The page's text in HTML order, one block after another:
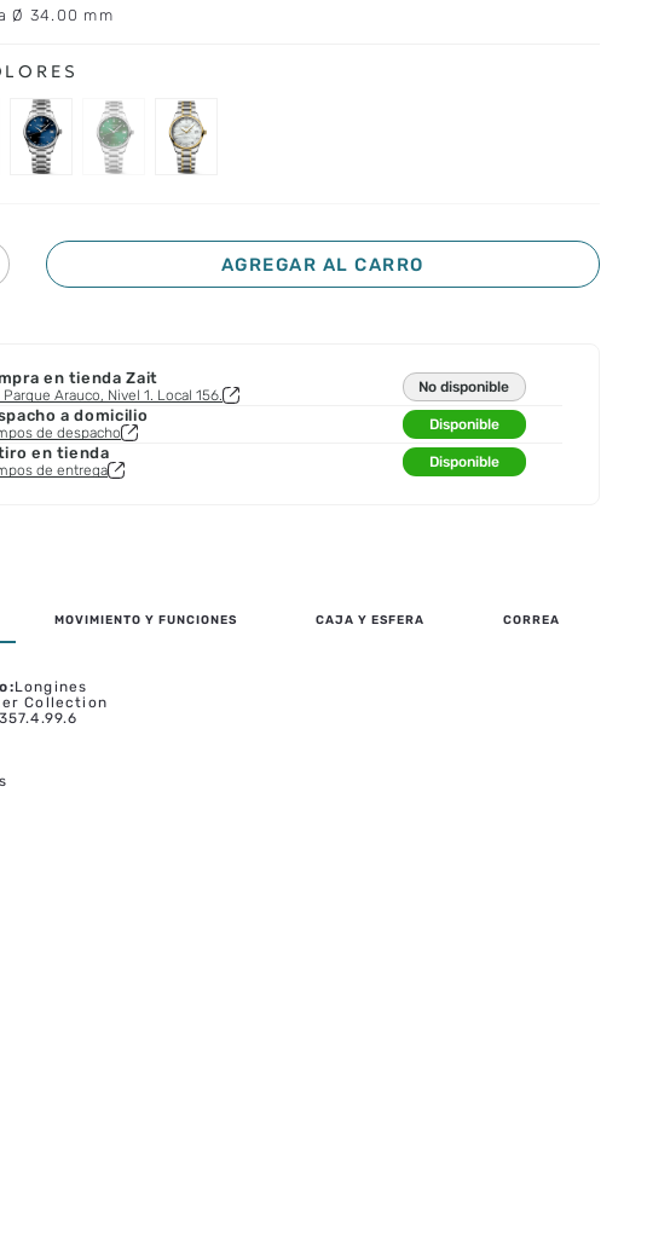
Ø 34.00 mm
AGREGAR AL CARRO
en tienda Zait
Parque Arauco, Nivel 1. Local 156.
No disponible
a domicilio
de despacho
Disponible
en tienda
de entrega
Disponible
MOVIMIENTO Y FUNCIONES CAJA Y ESFERA CORREA
:Longines
Collection